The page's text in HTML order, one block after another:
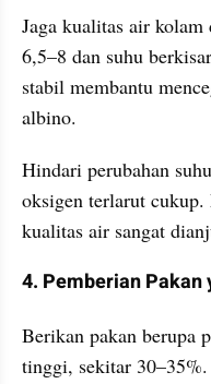
Jaga kualitas air kolam
6,5–8 dan suhu
stabil membantu
albino.
Hindari perubahan
oksigen terlarut
kualitas air sangat
4. Pemberian Pakan
Berikan pakan berupa
tinggi, sekitar